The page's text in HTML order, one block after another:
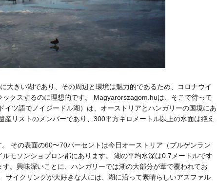
大きい湖であり、その周辺と環境は魅力的であるため、コロナウイ
クスするのに理想的です。 Magyarorszagom.huは、そこで待って
イツ語でノイジードル湖）は、オーストリアとハンガリーの国境にあ
産リストのメンバーであり、300平方キロメートル以上の水面は絶え
その表面の60〜70パーセントは今日オーストリア（ブルゲンラン
ルモソンショプロン郡にあります。 湖の平均水深は0.7メートルです
。興味深いことに、ハンガリーでは湖の大部分が葦で覆われてお
サイクリングが大好きな人には、湖に沿って素晴らしいアスファル